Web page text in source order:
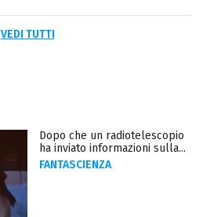
VEDI TUTTI
Dopo che un radiotelescopio
ha inviato informazioni sulla...
FANTASCIENZA